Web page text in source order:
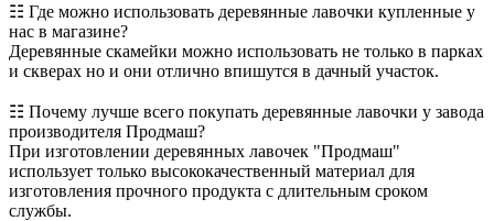
☷ Где можно использовать деревянные лавочки купленные у
нас в магазине?
Деревянные скамейки можно использовать не только в парках
и скверах но и они отлично впишутся в дачный участок.
☷ Почему лучше всего покупать деревянные лавочки у завода
производителя Продмаш?
При изготовлении деревянных лавочек "Продмаш"
использует только высококачественный материал для
изготовления прочного продукта с длительным сроком
службы.